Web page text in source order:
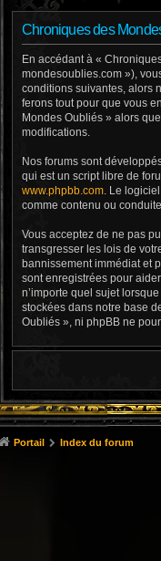
Chroniques des
En accédant à «
mondesoublies.com »),
conditions suivantes, alors
ferons tout pour que vous
Mondes Oubliés » alors
modifications.
Nos forums sont
qui est un script libre de
www.phpbb.com . Le
comme contenu ou
Vous acceptez de ne pas
transgresser les lois de
bannissement immédiat et
sont enregistrées pour
n’importe quel sujet
stockées dans notre base
Oubliés », ni phpBB ne
Portail Index du forum